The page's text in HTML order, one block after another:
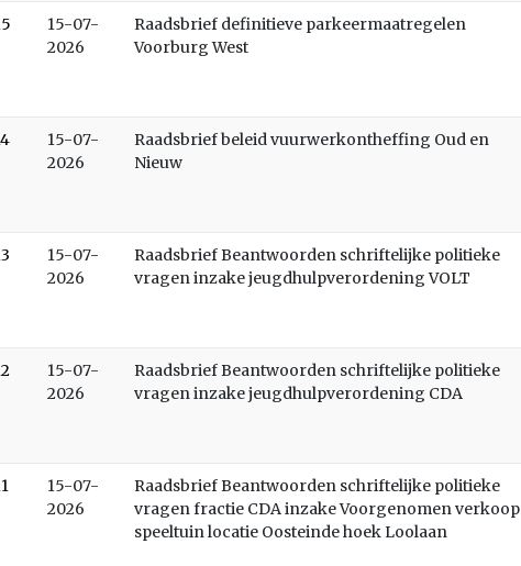
15-07-
2026
Raadsbrief definitieve parkeermaatregelen
Voorburg West
15-07-
2026
Raadsbrief beleid vuurwerkontheffing Oud en
Nieuw
15-07-
2026
Raadsbrief Beantwoorden schriftelijke politieke
vragen inzake jeugdhulpverordening VOLT
15-07-
2026
Raadsbrief Beantwoorden schriftelijke politieke
vragen inzake jeugdhulpverordening CDA
15-07-
2026
Raadsbrief Beantwoorden schriftelijke politieke
vragen fractie CDA inzake Voorgenomen verkoop
speeltuin locatie Oosteinde hoek Loolaan